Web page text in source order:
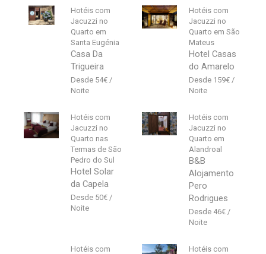
Hotéis com
Jacuzzi no
Quarto em
Santa Eugénia
Casa Da
Trigueira
54€
Hotéis com
Jacuzzi no
Quarto em São
Mateus
Hotel Casas
do Amarelo
159€
Hotéis com
Jacuzzi no
Quarto nas
Termas de São
Pedro do Sul
Hotel Solar
da Capela
50€
Hotéis com
Jacuzzi no
Quarto em
Alandroal
B&B
Alojamento
Pero
Rodrigues
46€
Hotéis com
Hotéis com